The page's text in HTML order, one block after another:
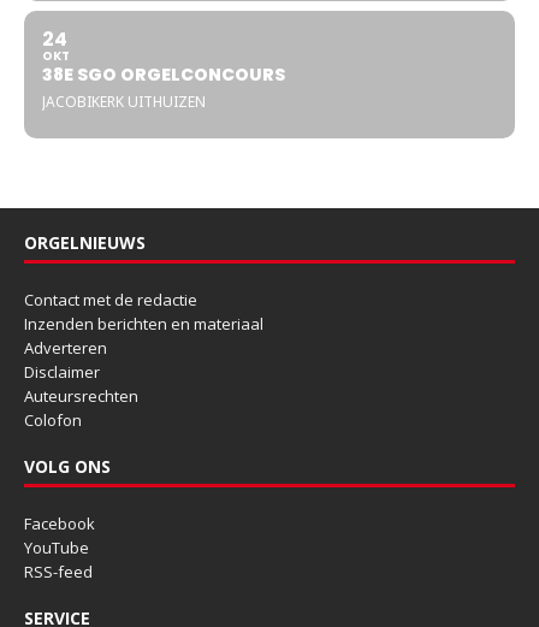
24
OKT
38E SGO ORGELCONCOURS
JACOBIKERK UITHUIZEN
ORGELNIEUWS
Contact met de redactie
Inzenden berichten en materiaal
Adverteren
Disclaimer
Auteursrechten
Colofon
VOLG ONS
Facebook
YouTube
RSS-feed
SERVICE